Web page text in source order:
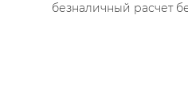
безналичный расчет